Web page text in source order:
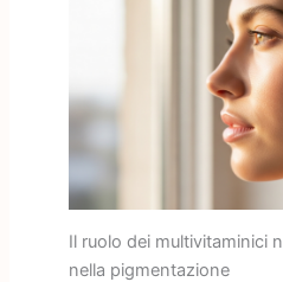
Il ruolo dei multivitaminici
nella pigmentazione